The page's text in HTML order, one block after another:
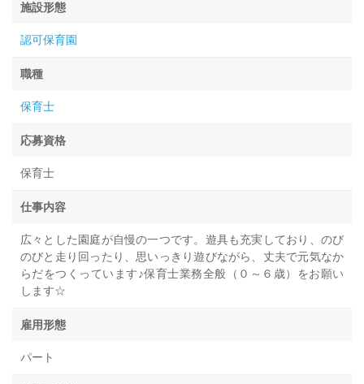
施設形態
認可保育園
職種
保育士
応募資格
保育士
仕事内容
広々とした園庭が自慢の一つです。遊具も充実しており、のび
のびと走り回ったり、思いっきり遊びながら、丈夫で元気なか
らだをつくっています♪保育士業務全般（０～６歳）をお願い
します☆
雇用形態
パート